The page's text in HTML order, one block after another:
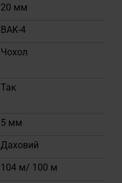
20 мм
BAK-4
Чохол
Так
5 мм
Даховий
104 м/ 100 м